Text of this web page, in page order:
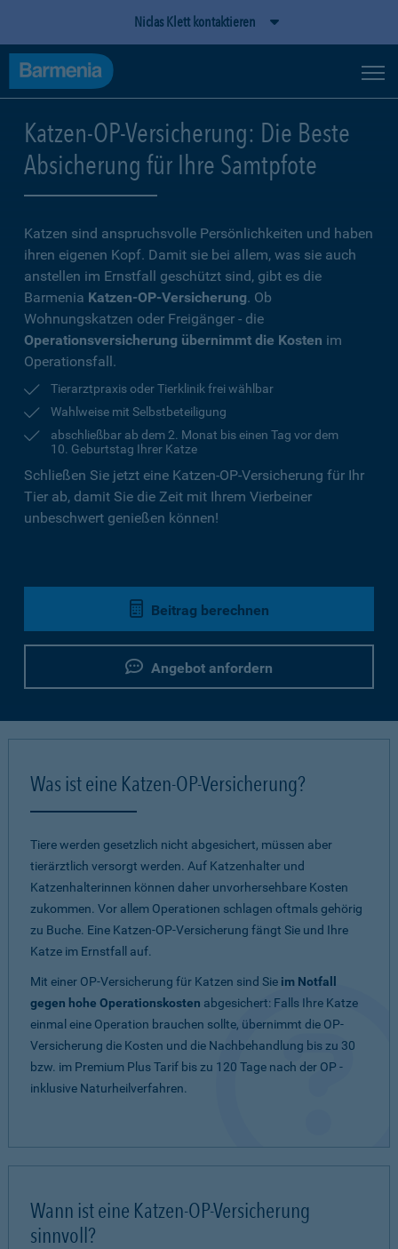
Niclas Klett kontaktieren
Katzen-OP-Versicherung: Die Beste
Absicherung für Ihre Samtpfote
Katzen sind anspruchsvolle Persönlichkeiten und haben
ihren eigenen Kopf. Damit sie bei allem, was sie auch
anstellen im Ernstfall geschützt sind, gibt es die
Barmenia Katzen-OP-Versicherung. Ob
Wohnungskatzen oder Freigänger - die
Operationsversicherung übernimmt die Kosten im
Operationsfall.
Tierarztpraxis oder Tierklinik frei wählbar
Wahlweise mit Selbstbeteiligung
abschließbar ab dem 2. Monat bis einen Tag vor dem
10. Geburtstag Ihrer Katze
Schließen Sie jetzt eine Katzen-OP-Versicherung für Ihr
Tier ab, damit Sie die Zeit mit Ihrem Vierbeiner
unbeschwert genießen können!
Beitrag berechnen
Angebot anfordern
Was ist eine Katzen-OP-Versicherung?
Tiere werden gesetzlich nicht abgesichert, müssen aber
tierärztlich versorgt werden. Auf Katzenhalter und
Katzenhalterinnen können daher unvorhersehbare Kosten
zukommen. Vor allem Operationen schlagen oftmals gehörig
zu Buche. Eine Katzen-OP-Versicherung fängt Sie und Ihre
Katze im Ernstfall auf.
Mit einer OP-Versicherung für Katzen sind Sie im Notfall
gegen hohe Operationskosten abgesichert: Falls Ihre Katze
einmal eine Operation brauchen sollte, übernimmt die OP-
Versicherung die Kosten und die Nachbehandlung bis zu 30
bzw. im Premium Plus Tarif bis zu 120 Tage nach der OP -
inklusive Naturheilverfahren.
Wann ist eine Katzen-OP-Versicherung
sinnvoll?